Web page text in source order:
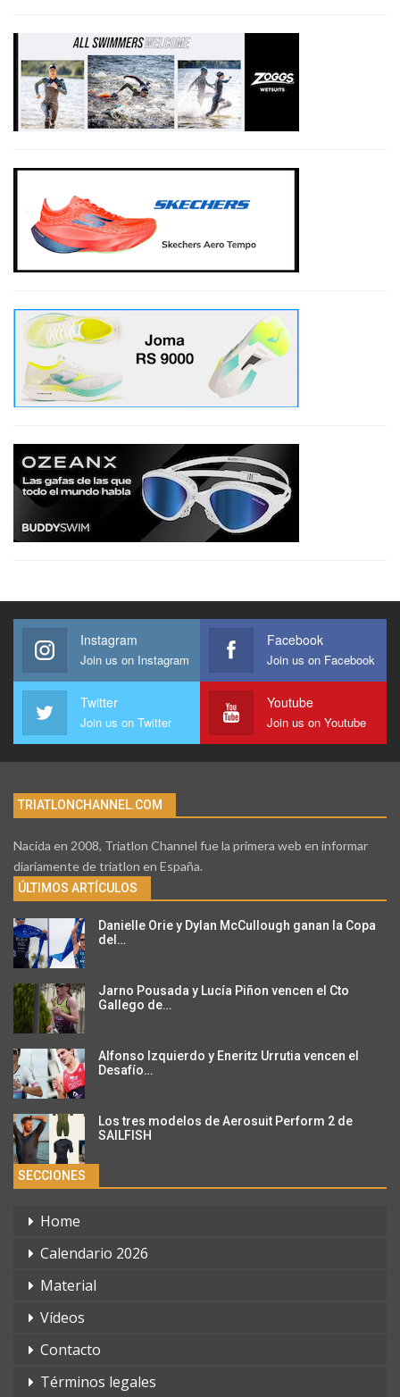
Instagram
Join us on Instagram
Facebook
Join us on Facebook
Twitter
Join us on Twitter
Youtube
Join us on Youtube
TRIATLONCHANNEL.COM
Nacida en 2008, Triatlon Channel fue la primera web en informar
diariamente de triatlon en España.
ÚLTIMOS ARTÍCULOS
Danielle Orie y Dylan McCullough ganan la Copa
del…
Jarno Pousada y Lucía Piñon vencen el Cto
Gallego de…
Alfonso Izquierdo y Eneritz Urrutia vencen el
Desafío…
Los tres modelos de Aerosuit Perform 2 de
SAILFISH
SECCIONES
Home
Calendario 2026
Material
Vídeos
Contacto
Términos legales